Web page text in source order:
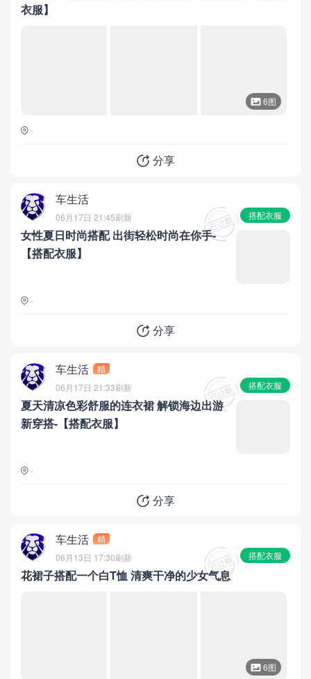
衣服】
6图
-
分享
搭配衣服
车生活
06月17日 21:45刷新
女性夏日时尚搭配 出街轻松时尚在你手-
【搭配衣服】
-
分享
搭配衣服
车生活
精
06月17日 21:33刷新
夏天清凉色彩舒服的连衣裙 解锁海边出游
新穿搭-【搭配衣服】
-
分享
搭配衣服
车生活
精
06月13日 17:30刷新
花裙子搭配一个白T恤 清爽干净的少女气息
6图